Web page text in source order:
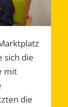
sich die
mit
die